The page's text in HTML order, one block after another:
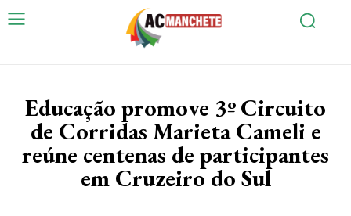
Educação promove 3º Circuito
de Corridas Marieta Cameli e
reúne centenas de participantes
em Cruzeiro do Sul